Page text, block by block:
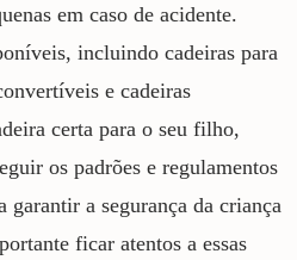
em caso de acidente.
incluindo cadeiras para
e cadeiras
certa para o seu filho,
os padrões e regulamentos
garantir a segurança da criança
ficar atentos a essas